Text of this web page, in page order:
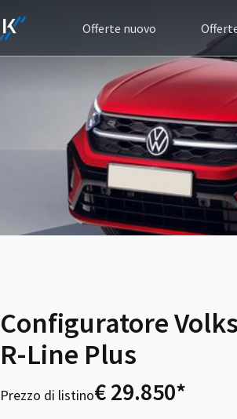
Offerte nuovo
Configuratore
R-Line Plus
Prezzo di listino€ 29.850*